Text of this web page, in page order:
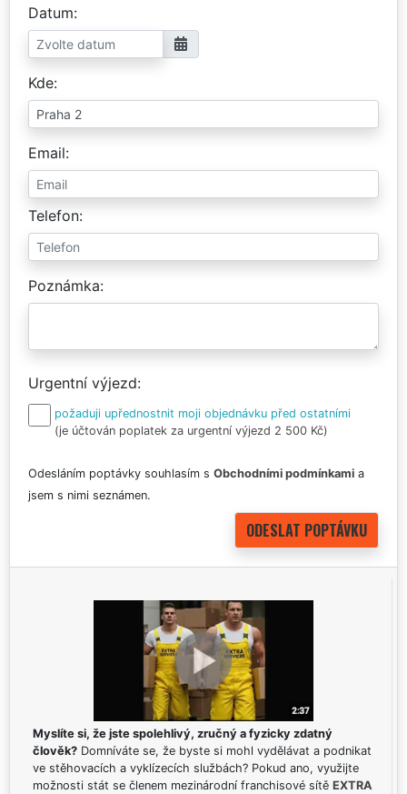
Datum
Kde
Email
Telefon
Poznámka
Urgentní výjezd
požaduji upřednostnit moji objednávku před ostatními
(je účtován poplatek za urgentní výjezd 2 500 Kč)
Odesláním poptávky souhlasím s Obchodními podmínkami a
jsem s nimi seznámen.
Myslíte si, že jste spolehlivý, zručný a fyzicky zdatný
člověk? Domníváte se, že byste si mohl vydělávat a podnikat
ve stěhovacích a vyklízecích službách? Pokud ano, využijte
možnosti stát se členem mezinárodní franchisové sítě EXTRA